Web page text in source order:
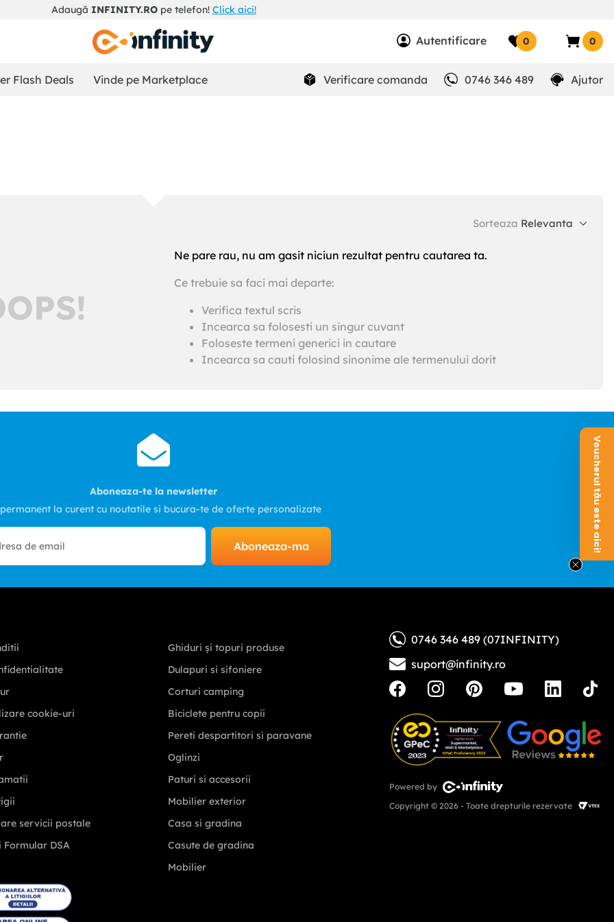
Adaugă INFINITY.ROpe telefon! Click aici!
Autentificare 0 0
Flash Deals Vinde pe Marketplace Verificare comanda 0746 346 489 Ajutor
Sorteaza Relevanta
Ne pare rau, nu am gasit niciun rezultat pentru cautarea ta.
Ce trebuie sa faci mai departe:
Verifica textul scris
Incearca sa folosesti un singur cuvant
Foloseste termeni generici in cautare
Incearca sa cauti folosind sinonime ale termenului dorit
Aboneaza-te la newsletter
la curent cu noutatile si bucura-te de oferte personalizate
Aboneaza-ma
cookie-uri
servicii postale
Formular DSA
Ghiduri și topuri produse
Dulapuri si sifoniere
Corturi camping
Biciclete pentru copii
Pereti despartitori si paravane
Oglinzi
Paturi si accesorii
Mobilier exterior
Casa si gradina
Casute de gradina
Mobilier
0746 346 489 (07INFINITY)
suport@infinity.ro
Powered by
Copyright © 2026 - Toate drepturile rezervate
Voucherul tău este aici!